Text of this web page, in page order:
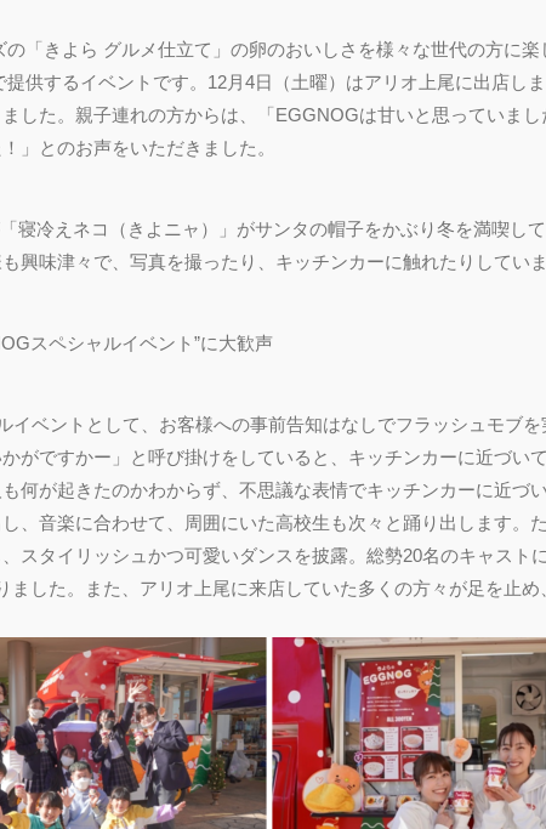
「きよら グルメ仕立て」の卵のおいしさを様々な世代の方に
供するイベントです。12月4日（土曜）はアリオ上尾に出店し
した。親子連れの方からは、「EGGNOGは甘いと思っていま
」とのお声をいただきました。
寝冷えネコ（きよニャ）」がサンタの帽子をかぶり冬を満喫し
興味津々で、写真を撮ったり、キッチンカーに触れたりしていま
スペシャルイベント”に大歓声
ベントとして、お客様への事前告知はなしでフラッシュモブ
がですかー」と呼び掛けをしていると、キッチンカーに近づい
何が起きたのかわからず、不思議な表情でキッチンカーに近づ
、音楽に合わせて、周囲にいた高校生も次々と踊り出します。
スタイリッシュかつ可愛いダンスを披露。総勢20名のキャスト
ました。また、アリオ上尾に来店していた多くの方々が足を止